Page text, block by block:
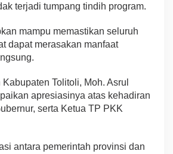
terjadi tumpang tindih program.
mampu memastikan seluruh
dapat merasakan manfaat
Tolitoli, Moh. Asrul
apresiasinya atas kehadiran
serta Ketua TP PKK
antara pemerintah provinsi dan